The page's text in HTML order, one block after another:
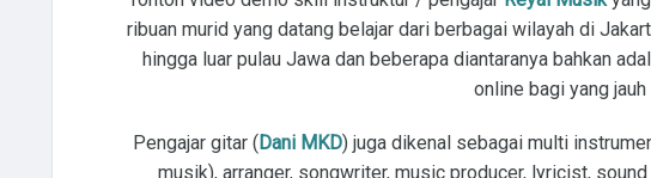
ribuan murid yang datang belajar dari berbagai wilayah di
hingga luar pulau Jawa dan beberapa diantaranya bahkan
online bagi yang
Pengajar gitar ( Dani MKD) juga dikenal sebagai multi
musik), arranger, songwriter, music producer, lyricist,